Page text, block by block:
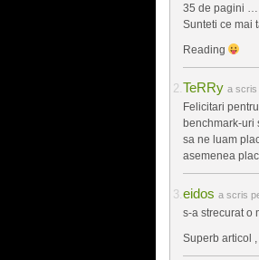
35 de pagini
Sunteti ce mai
Reading
TeRRy a scris
Felicitari
benchmark-uri
sa ne luam
asemenea
eidos a scris
s-a strecurat o
Superb articol